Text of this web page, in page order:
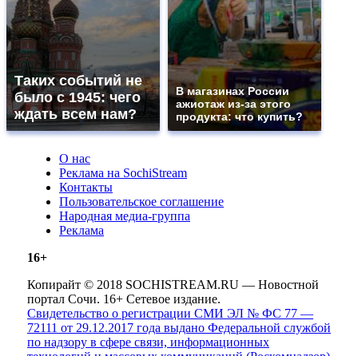
Таких событий не
было с 1945: чего
ждать всем нам?
В магазинах России
ажиотаж из-за этого
продукта: что купить?
О нас
Реклама на SochiStream
Контакты
Пользовательское соглашение
Народная медиа-группа
Реклама
16+
Копирайт © 2018 SOCHISTREAM.RU — Новостной
портал Сочи. 16+ Сетевое издание.
Свидетельство о регистрации СМИ ЭЛ № ФС 77 —
72111 от 29.12.2017 года выдано Федеральной службой
по надзору в сфере связи, информационных